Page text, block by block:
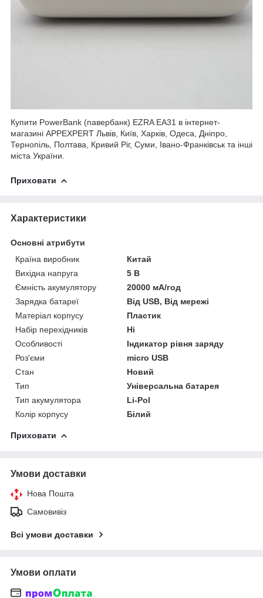
Купити PowerBank (павербанк) EZRA EA31 в інтернет-
магазині APPEXPERT Львів, Київ, Харків, Одеса, Дніпро,
Тернопіль, Полтава, Кривий Ріг, Суми, Івано-Франківськ та інші
міста України.
Приховати
Характеристики
Основні атрибути
Країна виробник
Китай
Вихідна напруга
5 В
Ємність акумулятору
20000 мА/год
Зарядка батареї
Від USB, Від мережі
Матеріал корпусу
Пластик
Набір перехідників
Ні
Особливості
Індикатор рівня заряду
Роз'єми
micro USB
Стан
Новий
Тип
Універсальна батарея
Тип акумулятора
Li-Pol
Колір корпусу
Білий
Приховати
Умови доставки
Нова Пошта
Самовивіз
Всі умови доставки
Умови оплати